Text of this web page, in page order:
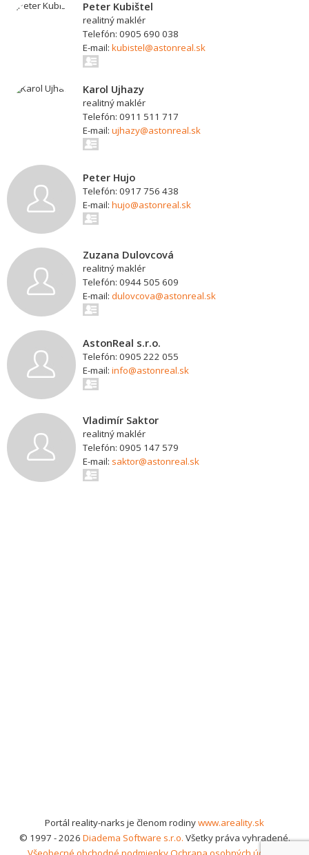
Peter Kubištel
realitný maklér
Telefón: 0905 690 038
E-mail: kubistel@astonreal.sk
Karol Ujhazy
realitný maklér
Telefón: 0911 511 717
E-mail: ujhazy@astonreal.sk
Peter Hujo
Telefón: 0917 756 438
E-mail: hujo@astonreal.sk
Zuzana Dulovcová
realitný maklér
Telefón: 0944 505 609
E-mail: dulovcova@astonreal.sk
AstonReal s.r.o.
Telefón: 0905 222 055
E-mail: info@astonreal.sk
Vladimír Saktor
realitný maklér
Telefón: 0905 147 579
E-mail: saktor@astonreal.sk
Portál reality-narks je členom rodinywww.areality.sk
© 1997 - 2026 Diadema Software s.r.o. Všetky práva vyhradené.